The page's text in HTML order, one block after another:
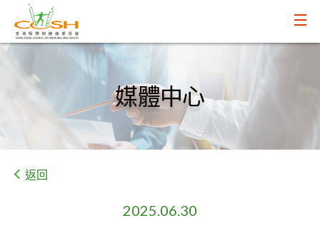
媒體中心
返回
2025.06.30